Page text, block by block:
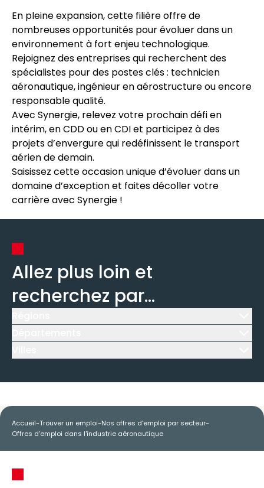
En pleine expansion, cette filière offre de
nombreuses opportunités pour évoluer dans un
environnement à fort enjeu technologique.
Rejoignez des entreprises qui recherchent des
spécialistes pour des postes clés : technicien
aéronautique, ingénieur en aérostructure ou encore
responsable qualité.
Avec Synergie, relevez votre prochain défi en
intérim, en CDD ou en CDI et participez à des
projets d’envergure qui redéfinissent le transport
aérien de demain.
Saisissez cette occasion unique d’évoluer dans un
domaine d’exception et faites décoller votre
carrière avec Synergie !
Allez plus loin et
recherchez par...
Accueil-Trouver un emploi-Nos offres d'emploi par secteur-
Offres d'emploi dans l'industrie aéronautique